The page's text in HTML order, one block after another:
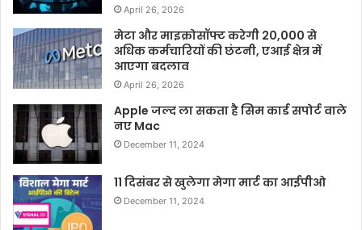
April 26, 2026
मेटा और माइक्रोसॉफ्ट करेगी 20,000 से
अधिक कर्मचारियों की छंटनी, एआई क्षेत्र में
आएगा बदलाव
April 26, 2026
Apple जल्द ला सकता है सिम कार्ड सपोर्ट वाले
नए Mac
December 11, 2024
11 दिसंबर से खुलेगा मेगा मार्ट का आईपीओ
December 11, 2024